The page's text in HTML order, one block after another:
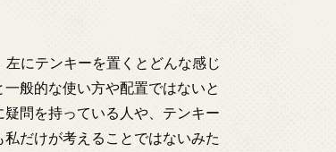
にテンキーを置くとどんな感じ
般的な使い方や配置ではないと
問を持っている人や、テンキー
だけが考えることではないみた